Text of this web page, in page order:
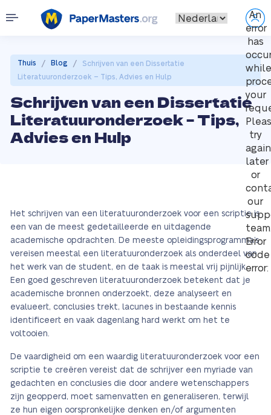
An
error
has
while
your
try
again
later
or
our
Error
code
error:
Thuis / Blog /
Schrijven van een Dissertatie
Literatuuronderzoek – Tips, Advies en Hulp
Schrijven van een Dissertatie
Literatuuronderzoek – Tips,
Advies en Hulp
Het schrijven van een literatuuronderzoek voor een scriptie is
een van de meest gedetailleerde en uitdagende
academische opdrachten. De meeste opleidingsprogramma’s
vereisen meestal een literatuuronderzoek als onderdeel van
het werk van de student, en de taak is meestal vrij pijnlijk.
Een goed geschreven literatuuronderzoek betekent dat je
academische bronnen onderzoekt, deze analyseert en
evalueert, conclusies trekt, lacunes in bestaande kennis
identificeert en vaak dagenlang hard werkt om het te
voltooien.
De vaardigheid om een waardig literatuuronderzoek voor een
scriptie te creëren vereist dat de schrijver een myriade van
gedachten en conclusies die door andere wetenschappers
zijn geopperd, moet samenvatten en generaliseren, terwijl
ze hun eigen oorspronkelijke denken en/of argumenten